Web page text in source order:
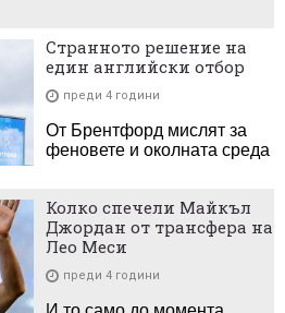
Странното решение на
един английски отбор
преди 4 години
От Брентфорд мислят за
феновете и околната среда
Колко спечели Майкъл
Джордан от трансфера на
Лео Меси
преди 4 години